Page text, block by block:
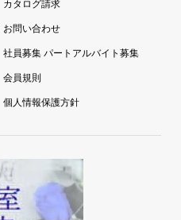
カタログ請求
お問い合わせ
社員募集 パートアルバイト募集
会員規則
個人情報保護方針